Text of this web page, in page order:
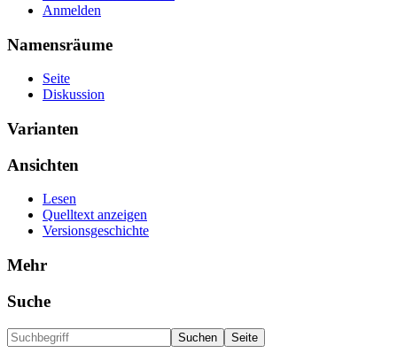
Anmelden
Namensräume
Seite
Diskussion
Varianten
Ansichten
Lesen
Quelltext anzeigen
Versionsgeschichte
Mehr
Suche